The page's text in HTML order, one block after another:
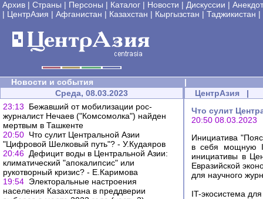
Архив | Страны | Персоны | Каталог | Новости | Дискуссии |
| ЦентрАзия | Афганистан | Казахстан | Кыргызстан | Таджикистан |
Новости и события
|
Среда, 08.03.2023
23:13
Бежавший от мобилизации рос-
журналист Нечаев ("Комсомолка") найден
мертвым в Ташкенте
20:50 Что сулит Центральной Азии
"Цифровой Шелковый путь"? - У.Кудаяров
20:46 Дефицит воды в Центральной Азии:
климатический "апокалипсис" или
рукотворный кризис? - Е.Каримова
19:54 Электоральные настроения
населения Казахстана в преддверии
ЦентрАзия |
Что сулит
20:50 08.03.2023
Инициатива
в себя мощную
инициативы в
Евразийской
для научного
IT-экосистема